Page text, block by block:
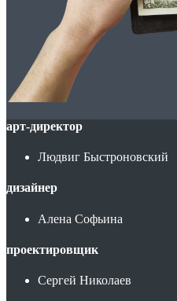
арт-директор
Людвиг Быстроновский
дизайнер
Алена Софьина
проектировщик
Сергей Николаев